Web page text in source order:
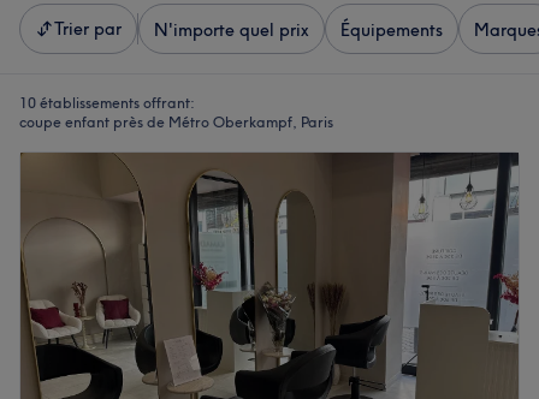
Trier par N'importe quel prix Équipements
10 établissements offrant:
coupe enfant près de Métro Oberkampf, Paris